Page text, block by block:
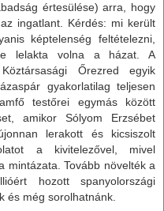
értesülése) arra, hogy
ingatlant. Kérdés: mi került
képtelenség feltételezni,
lelakta volna a házat. A
Őrezred egyik
gyakorlatilag teljesen
testőrei egymás között
amikor Sólyom Erzsébet
lerakott és kicsiszolt
a kivitelezővel, mivel
mintázata. Tovább növelték a
hozott spanyolországi
és még sorolhatnánk.